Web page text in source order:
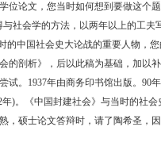
论文，您当时如何想到要做这个
社会学的方法，以两年以上的工
的中国社会史大论战的重要人物，
剖析》，后以此稿为基础，加以
试。1937年由商务印书馆出版。90
)。《中国封建社会》与当时的社
，硕士论文答辩时，请了陶希圣，